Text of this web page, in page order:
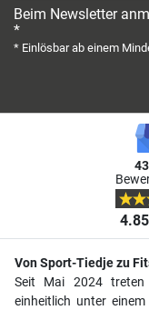
Beim Newsletter
*
* Einlösbar ab einem
4.85
Von Sport-Tiedje zu
Seit Mai 2024
einheitlich unter